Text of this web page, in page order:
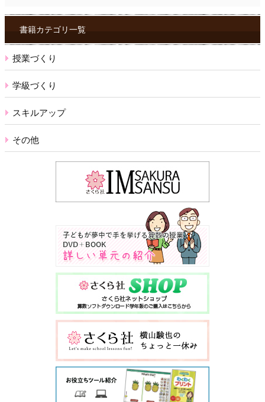
ク
ス書籍カテゴリ一覧
授業づくり
学級づくり
スキルアップ
その他